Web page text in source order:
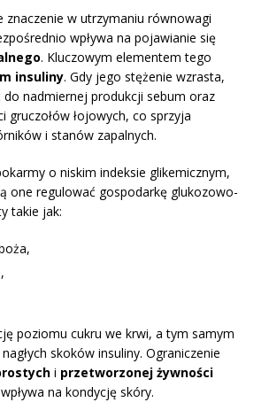
znaczenie w utrzymaniu równowagi
wpływa na pojawianie się
. Kluczowym elementem tego
insuliny. Gdy jego stężenie wzrasta,
nadmiernej produkcji sebum oraz
gruczołów łojowych, co sprzyja
i stanów zapalnych.
o niskim indeksie glikemicznym,
one regulować gospodarkę glukozowo-
takie jak:
poziomu cukru we krwi, a tym samym
skoków insuliny. Ograniczenie
i przetworzonej żywności
na kondycję skóry.